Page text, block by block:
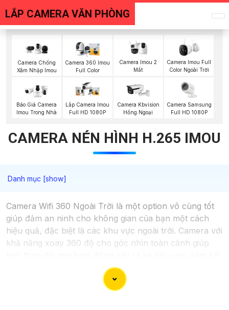
LẮP CAMERA VĂN PHÒNG
Camera Chống
Xâm Nhập Imou
Camera 360 Imou
Full Color
Camera Imou 2
Mắt
Camera Imou Full
Color Ngoài Trời
Báo Giá Camera
Imou Trong Nhà
Lắp Camera Imou
Full HD 1080P
Camera Kbvision
Hồng Ngoại
Camera Samsung
Full HD 1080P
CAMERA NÉN HÌNH H.265 IMOU
Camera Wifi 360 Ngoài Trời là một option vô cùng tốt
giúp đảm an ninh cho không gian của bạn một cách
hiệu quả, đặc biệt là các khu vực ngoài trời. Camera với
khả năng xoay 360 độ cho góc nhìn toàn cảnh giúp
dễ dàng với các chi tiết trong khung hình sẽ được thể